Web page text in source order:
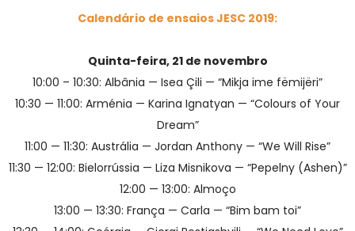
Calendário de ensaios JESC 2019:
Quinta-feira, 21 de novembro
10:00 – 10:30: Albânia — Isea Çili — “Mikja ime fëmijëri”
10:30 — 11:00: Arménia — Karina Ignatyan — “Colours of Your
Dream”
11:00 — 11:30: Austrália — Jordan Anthony — “We Will Rise”
11:30 — 12:00: Bielorrússia — Liza Misnikova — “Pepelny (Ashen)”
12:00 — 13:00: Almoço
13:00 — 13:30: França — Carla — “Bim bam toi”